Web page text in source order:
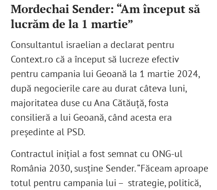
Mordechai Sender: “Am început să
lucrăm de la 1 martie”
Consultantul israelian a declarat pentru
Context.ro că a început să lucreze efectiv
pentru campania lui Geoană la 1 martie 2024,
după negocierile care au durat câteva luni,
majoritatea duse cu Ana Cătăuță, fosta
consilieră a lui Geoană, când acesta era
președinte al PSD.
Contractul inițial a fost semnat cu ONG-ul
România 2030, susține Sender. “Făceam aproape
totul pentru campania lui – strategie, politică,